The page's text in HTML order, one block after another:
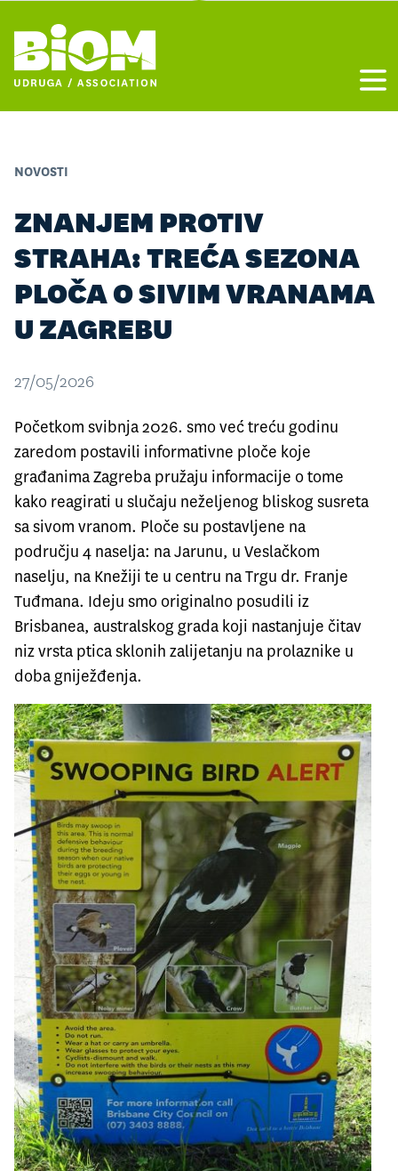
NOVOSTI
ZNANJEM PROTIV
STRAHA: TREĆA SEZONA
PLOČA O SIVIM VRANAMA
U ZAGREBU
27/05/2026
Početkom svibnja 2026. smo već treću godinu
zaredom postavili informativne ploče koje
građanima Zagreba pružaju informacije o tome
kako reagirati u slučaju neželjenog bliskog susreta
sa sivom vranom. Ploče su postavljene na
području 4 naselja: na Jarunu, u Veslačkom
naselju, na Knežiji te u centru na Trgu dr. Franje
Tuđmana. Ideju smo originalno posudili iz
Brisbanea, australskog grada koji nastanjuje čitav
niz vrsta ptica sklonih zalijetanju na prolaznike u
doba gniježđenja.